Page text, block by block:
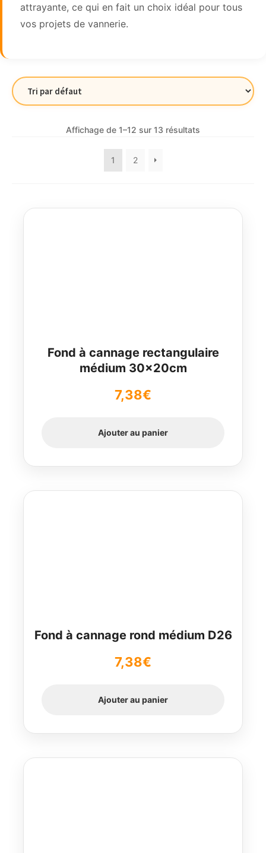
attrayante, ce qui en fait un choix idéal pour tous
vos projets de vannerie.
Affichage de 1–12 sur 13 résultats
1 2
Fond à cannage rectangulaire
médium 30x20cm
7,38€
Ajouter au panier
Fond à cannage rond médium D26
7,38€
Ajouter au panier